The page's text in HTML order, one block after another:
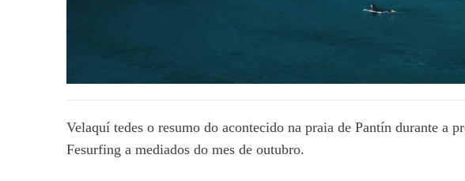
Velaquí tedes o resumo do acontecido na praia de Pantín durante a
Fesurfing a mediados do mes de outubro.